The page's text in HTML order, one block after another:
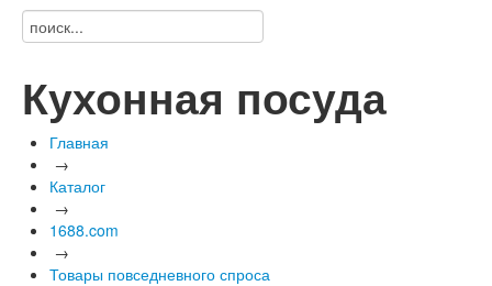
Кухонная посуда
Главная
→
Каталог
→
1688.com
→
Товары повседневного спроса